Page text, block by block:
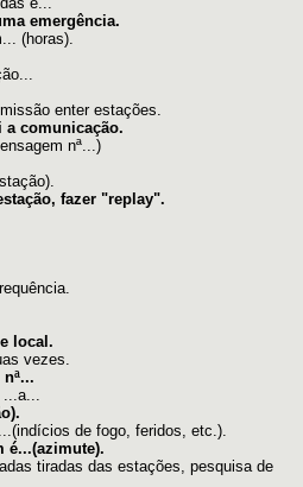
emergência.
(horas).
enter estações.
a comunicação.
nª...)
fazer "replay".
local.
vezes.
...a...
de fogo, feridos, etc.).
é...(azimute).
tiradas das estações, pesquisa de